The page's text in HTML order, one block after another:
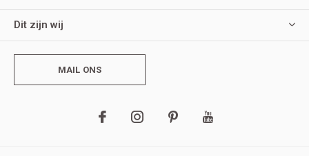
Dit zijn wij
MAIL ONS